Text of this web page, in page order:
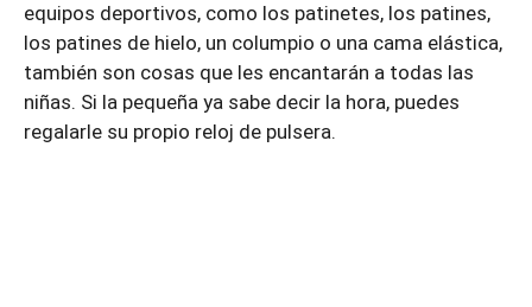
equipos deportivos, como los patinetes, los patines,
los patines de hielo, un columpio o una cama elástica,
también son cosas que les encantarán a todas las
niñas. Si la pequeña ya sabe decir la hora, puedes
regalarle su propio reloj de pulsera.